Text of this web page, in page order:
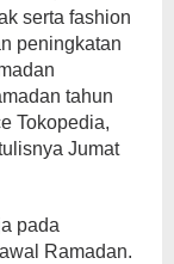
serta fashion
peningkatan
tahun
Tokopedia,
Jumat
pada
Ramadan.